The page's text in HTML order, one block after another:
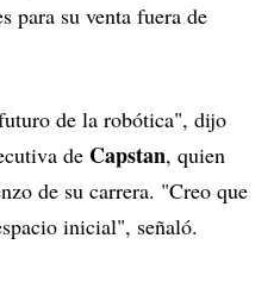
para su venta fuera de
de la robótica", dijo
de Capstan, quien
de su carrera. "Creo que
inicial", señaló.